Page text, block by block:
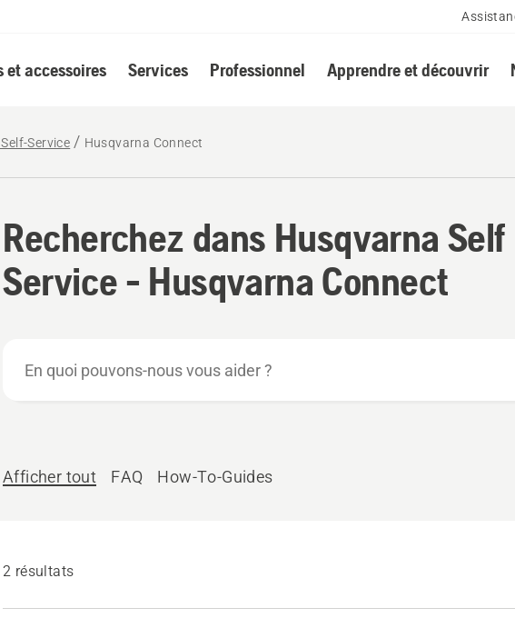
et accessoires Services Professionnel Apprendre et découvrir
Service Husqvarna Connect
Recherchez dans Husqvarna Self
Service - Husqvarna Connect
quoi
aider ?
Afficher tout FAQ How-To-Guides
2 résultats